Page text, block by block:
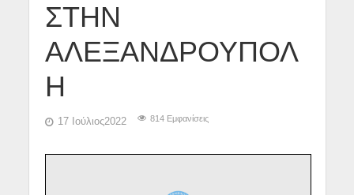
ΣΤΗΝ
ΑΛΕΞΑΝΔΡΟΥΠΟΛ
Η
17 Ιούλιος2022 814 Εμφανίσεις